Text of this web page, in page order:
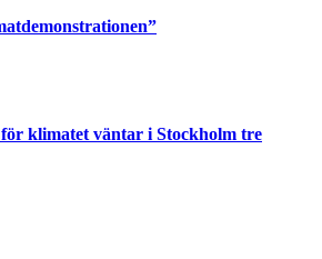
klimatet väntar i Stockholm tre